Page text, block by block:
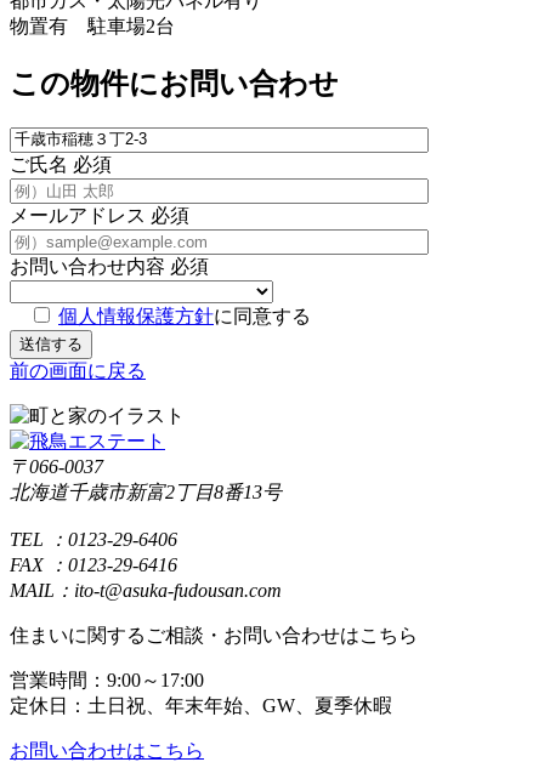
物置有 駐車場2台
この物件にお問い合わせ
ご氏名 必須
メールアドレス 必須
お問い合わせ内容 必須
個人情報保護方針に同意する
前の画面に戻る
〒066-0037
北海道千歳市新富2丁目8番13号
TEL ：0123-29-6406
FAX ：0123-29-6416
MAIL：ito-t@asuka-fudousan.com
住まいに関するご相談・お問い合わせはこちら
営業時間：9:00～17:00
定休日：土日祝、年末年始、GW、夏季休暇
お問い合わせはこちら